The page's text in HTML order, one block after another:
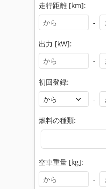
走行距離 [km]:
-
出力 [kW]:
-
初回登録:
-
燃料の種類:
空車重量 [kg]:
-